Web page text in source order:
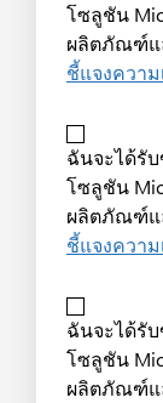
โซลูชัน
ผลิตภัณฑ์แ
ชี้แจงควา
ฉันจะได้รั
โซลูชัน
ผลิตภัณฑ์แ
ชี้แจงควา
ฉันจะได้รั
โซลูชัน
ผลิตภัณฑ์แ